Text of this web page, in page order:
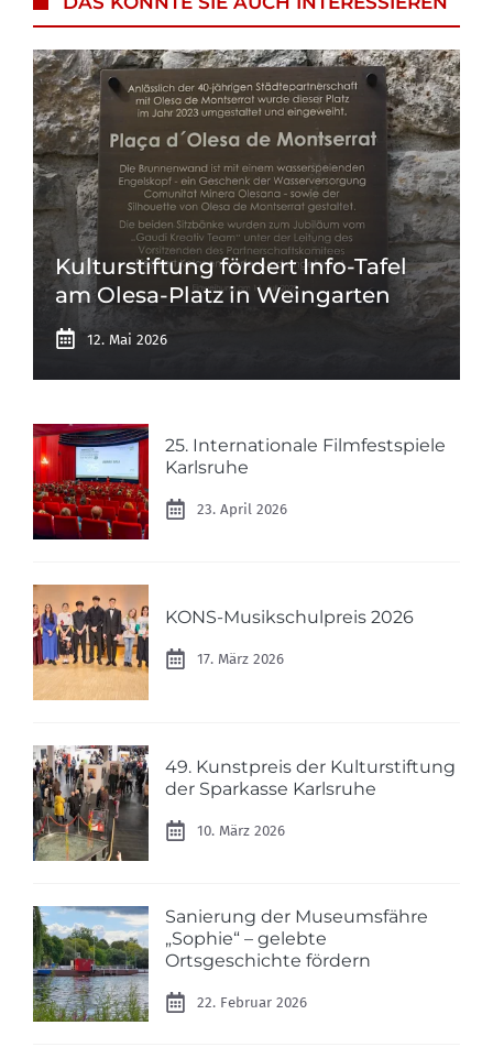
Kulturstiftung fördert Info-Tafel
am Olesa-Platz in Weingarten
12. Mai 2026
25. Internationale Filmfestspiele
Karlsruhe
23. April 2026
KONS-Musikschulpreis 2026
17. März 2026
49. Kunstpreis der Kulturstiftung
der Sparkasse Karlsruhe
10. März 2026
Sanierung der Museumsfähre
„Sophie“ – gelebte
Ortsgeschichte fördern
22. Februar 2026